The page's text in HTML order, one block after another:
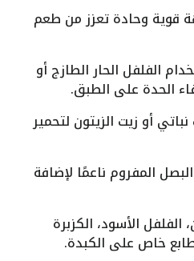
قوية وحادة تعزز من طعم
الفلفل الحار الطازج أو
الحدة على الطبق.
أو زيت الزيتون لتحمير
المفروم ناعمًا لإضافة
الفلفل الأسود، الكزبرة
طابع خاص على الكبدة.